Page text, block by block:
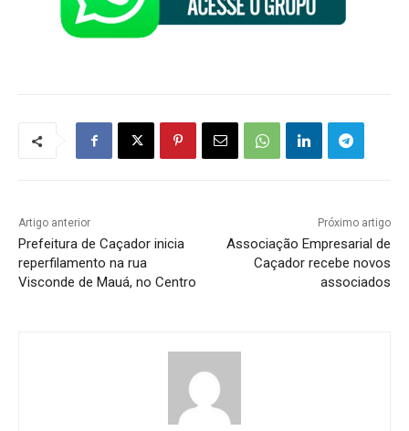
Artigo anterior
Prefeitura de Caçador inicia
reperfilamento na rua
Visconde de Mauá, no Centro
Próximo artigo
Associação Empresarial de
Caçador recebe novos
associados